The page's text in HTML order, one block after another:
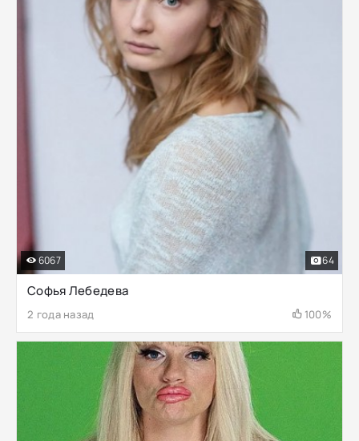
Софья Лебедева
2 года назад 100%
6067 64